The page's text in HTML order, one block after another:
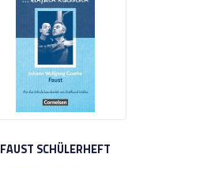
FAUST SCHÜLERHEFT